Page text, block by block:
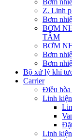
Bơm
Z. Linh
Bơm
BƠM
TÂM
BƠM
Bơm
Bơm
Bộ xử lý khí
Carrier
Điều hòa
Linh
Linh